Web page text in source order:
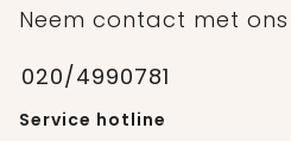
Neem contact met
020/4990781
Service hotline